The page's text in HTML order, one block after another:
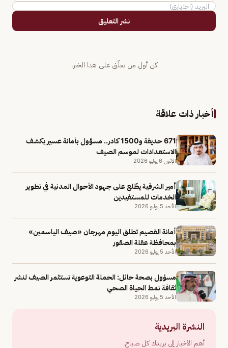
نشر التعليق
كن أول من يعلّق على هذا الخبر.
أخبار ذات علاقة
671 حديقة و1500 كادر.. مسؤول بأمانة عسير يكشف
الاستعدادات لموسم الصيف
الإثنين 6 يوليو 2026
أمير الشرقية يطّلع على جهود الأحوال المدنية في تطوير
الخدمات للمستفيدين
الأحد 5 يوليو 2026
أمانة القصيم تطلق اليوم مهرجان «صيف الياسمين»
بمحافظة عقلة الصقور
الأحد 5 يوليو 2026
مسؤول بصحة حائل: الحملة التوعوية تستثمر الصيف لنشر
ثقافة نمط الحياة الصحي
الأحد 5 يوليو 2026
النشرة البريدية
أهم الأخبار إلى بريدك كل صباح.